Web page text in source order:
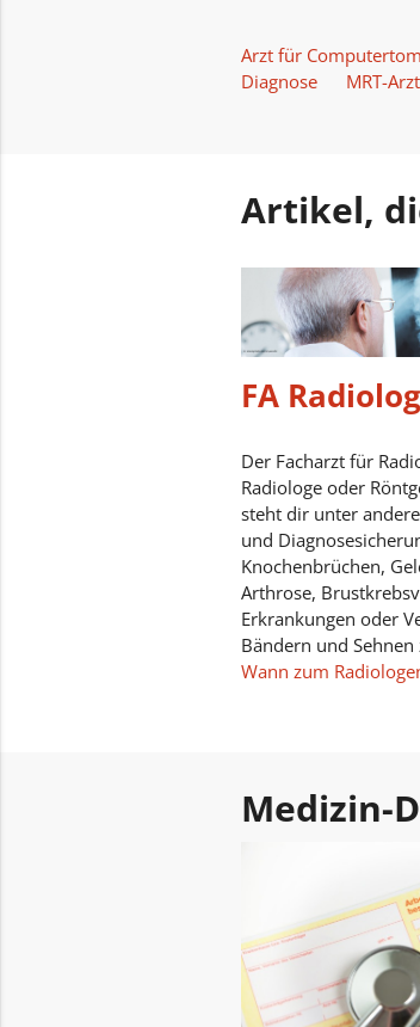
Arzt für
Diagnose
MRT-Arzt
Artikel,
FA
Der Facharzt für
Radiologe oder
steht dir unter
und
Knochenbrüchen,
Arthrose,
Erkrankungen oder
Bändern und Sehnen
Wann zum
Medizin-